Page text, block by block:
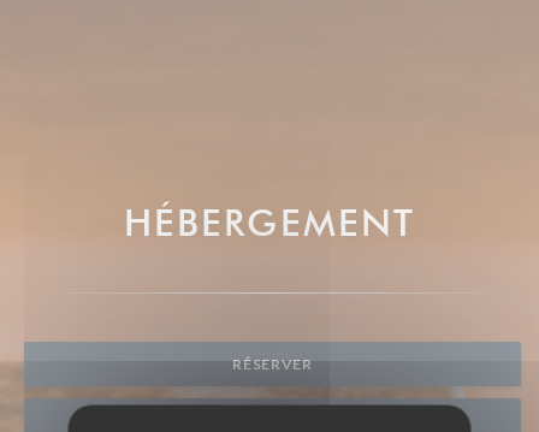
HÉBERGEMENT
RÉSERVER